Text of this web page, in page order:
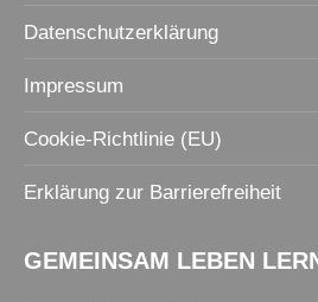
Datenschutzerklärung
Impressum
Cookie-Richtlinie (EU)
Erklärung zur Barrierefreiheit
GEMEINSAM LEBEN